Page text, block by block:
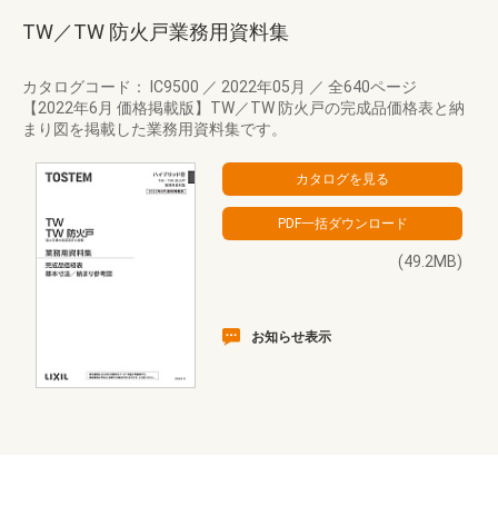
TW／TW 防火戸業務用資料集
カタログコード： IC9500 ／ 2022年05月 ／ 全640ページ
【2022年6月 価格掲載版】TW／TW 防火戸の完成品価格表と納
まり図を掲載した業務用資料集です。
(49.2MB)
お知らせ表示